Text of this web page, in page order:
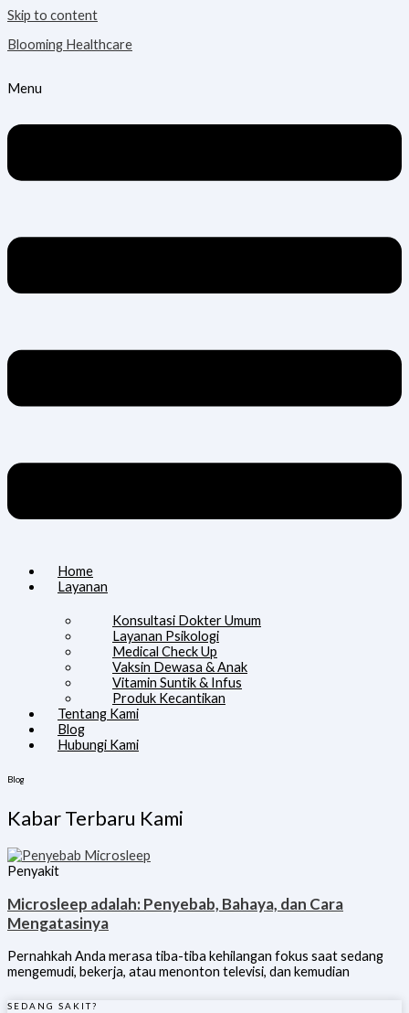
Skip to content
Blooming Healthcare
Menu
Home
Layanan
Konsultasi Dokter Umum
Layanan Psikologi
Medical Check Up
Vaksin Dewasa & Anak
Vitamin Suntik & Infus
Produk Kecantikan
Tentang Kami
Blog
Hubungi Kami
Blog
Kabar Terbaru Kami
Penyakit
Microsleep adalah: Penyebab, Bahaya, dan Cara
Mengatasinya
Pernahkah Anda merasa tiba-tiba kehilangan fokus saat sedang
mengemudi, bekerja, atau menonton televisi, dan kemudian
SEDANG SAKIT?